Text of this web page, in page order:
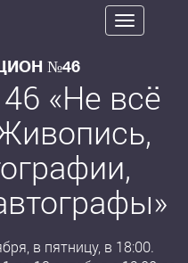
Toggle
navigation
№46
«Не всё
в пятницу, в 18:00.